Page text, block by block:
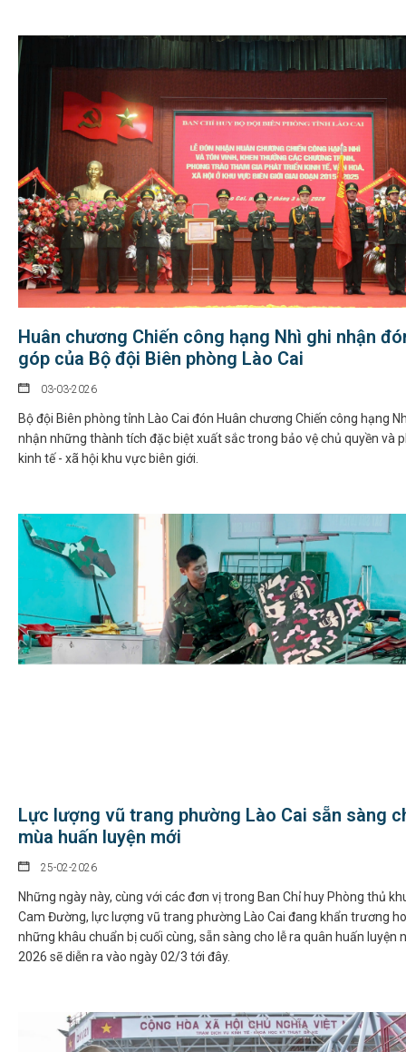
Huân chương Chiến công hạng Nhì ghi nhận
góp của Bộ đội Biên phòng Lào Cai
03-03-2026
Bộ đội Biên phòng tỉnh Lào Cai đón Huân chương Chiến công hạng
nhận những thành tích đặc biệt xuất sắc trong bảo vệ chủ quyền và
kinh tế - xã hội khu vực biên giới.
Lực lượng vũ trang phường Lào Cai sẵn sàng
mùa huấn luyện mới
25-02-2026
Những ngày này, cùng với các đơn vị trong Ban Chỉ huy Phòng thủ
Cam Đường, lực lượng vũ trang phường Lào Cai đang khẩn trương
những khâu chuẩn bị cuối cùng, sẵn sàng cho lễ ra quân huấn luyện
2026 sẽ diễn ra vào ngày 02/3 tới đây.